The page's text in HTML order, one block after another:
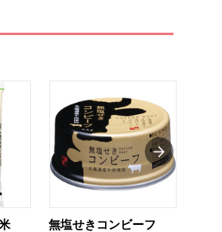
無塩せきコンビーフ